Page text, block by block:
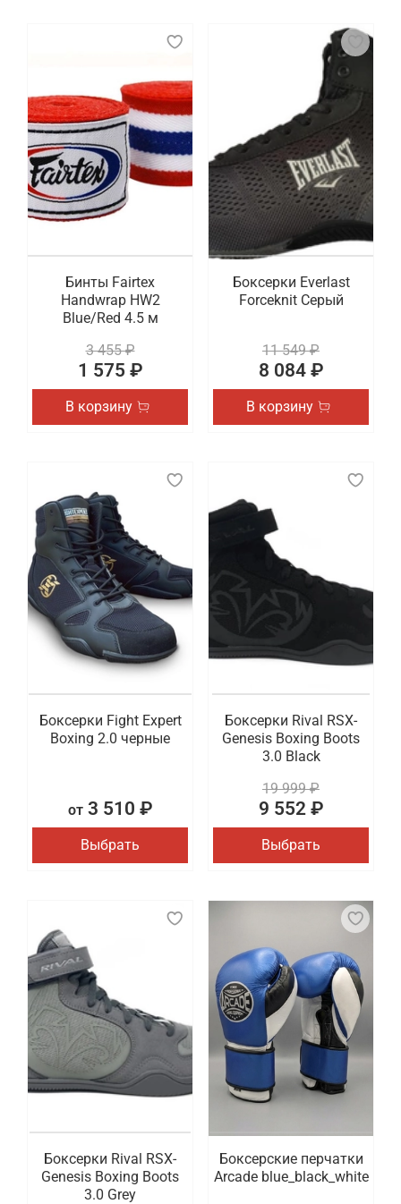
Бинты Fairtex
Handwrap HW2
Blue/Red 4.5 м
3 455 ₽
1 575 ₽
В корзину
Боксерки Everlast
Forceknit Серый
11 549 ₽
8 084 ₽
В корзину
Боксерки Fight Expert
Boxing 2.0 черные
от3 510 ₽
Выбрать
Боксерки Rival RSX-
Genesis Boxing Boots
3.0 Black
19 999 ₽
9 552 ₽
Выбрать
Боксерки Rival RSX-
Genesis Boxing Boots
3.0 Grey
Боксерские перчатки
Arcade blue_black_white